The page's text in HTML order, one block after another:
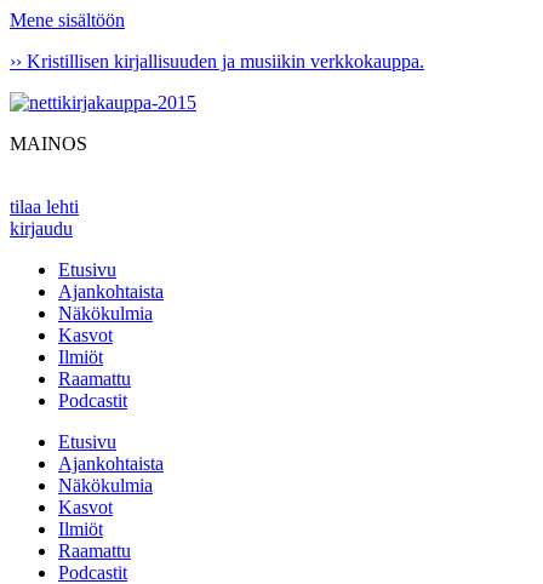
Mene sisältöön
›› Kristillisen kirjallisuuden ja musiikin verkkokauppa.
MAINOS
tilaa lehti
kirjaudu
Etusivu
Ajankohtaista
Näkökulmia
Kasvot
Ilmiöt
Raamattu
Podcastit
Etusivu
Ajankohtaista
Näkökulmia
Kasvot
Ilmiöt
Raamattu
Podcastit